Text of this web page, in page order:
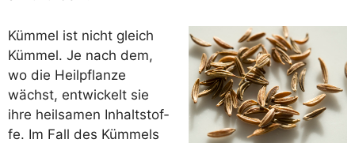
Küm­mel ist nicht gleich
Küm­mel. Je nach dem,
wo die Heil­pflan­ze
wächst, ent­wi­ckelt sie
ihre heil­sa­men Inhalt­stof­
fe. Im Fall des Küm­mels